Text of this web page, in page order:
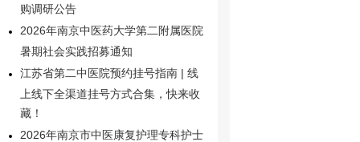
购调研公告
2026年南京中医药大学第二附属医院
暑期社会实践招募通知
江苏省第二中医院预约挂号指南 | 线
上线下全渠道挂号方式合集，快来收
藏！
2026年南京市中医康复护理专科护士